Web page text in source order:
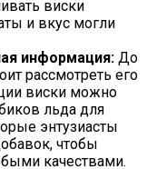
виски
и вкус могли
информация: До
рассмотреть его
виски можно
льда для
энтузиасты
чтобы
качествами.